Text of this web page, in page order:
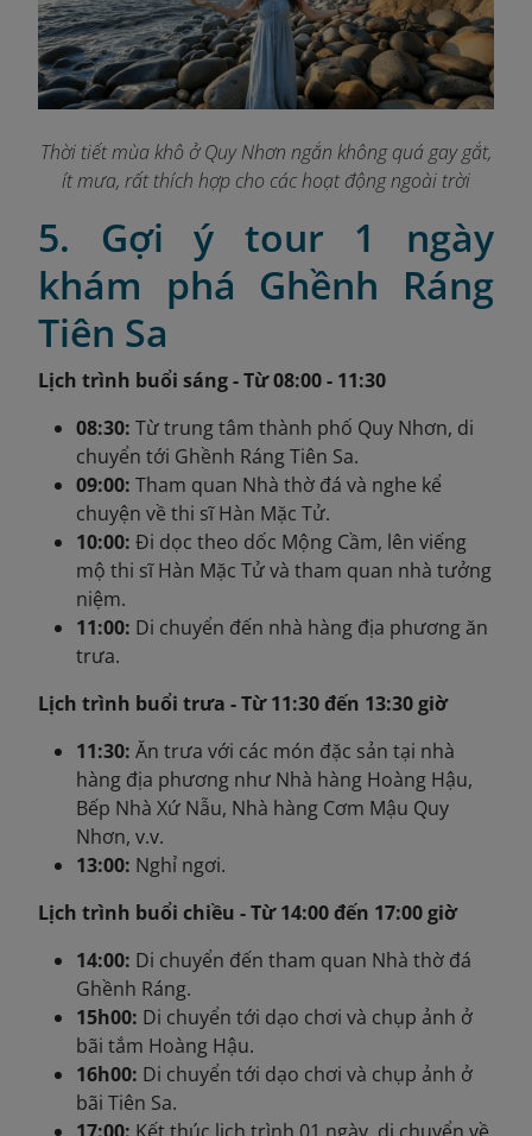
Thời tiết mùa khô ở Quy Nhơn ngắn không quá gay gắt,
ít mưa, rất thích hợp cho các hoạt động ngoài trời
5. Gợi ý tour 1 ngày
khám phá Ghềnh Ráng
Tiên Sa
Lịch trình buổi sáng - Từ 08:00 - 11:30
08:30: Từ trung tâm thành phố Quy Nhơn, di
chuyển tới Ghềnh Ráng Tiên Sa.
09:00: Tham quan Nhà thờ đá và nghe kể
chuyện về thi sĩ Hàn Mặc Tử.
10:00: Đi dọc theo dốc Mộng Cầm, lên viếng
mộ thi sĩ Hàn Mặc Tử và tham quan nhà tưởng
niệm.
11:00: Di chuyển đến nhà hàng địa phương ăn
trưa.
Lịch trình buổi trưa - Từ 11:30 đến 13:30 giờ
11:30: Ăn trưa với các món đặc sản tại nhà
hàng địa phương như Nhà hàng Hoàng Hậu,
Bếp Nhà Xứ Nẫu, Nhà hàng Cơm Mậu Quy
Nhơn, v.v.
13:00: Nghỉ ngơi.
Lịch trình buổi chiều - Từ 14:00 đến 17:00 giờ
14:00: Di chuyển đến tham quan Nhà thờ đá
Ghềnh Ráng.
15h00: Di chuyển tới dạo chơi và chụp ảnh ở
bãi tắm Hoàng Hậu.
16h00: Di chuyển tới dạo chơi và chụp ảnh ở
bãi Tiên Sa.